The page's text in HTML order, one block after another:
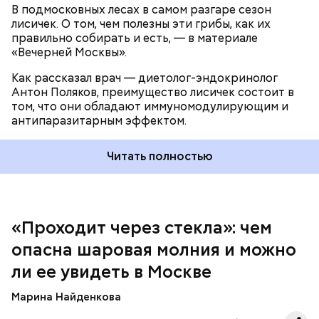
В подмосковных лесах в самом разгаре сезон
лисичек. О том, чем полезны эти грибы, как их
правильно собирать и есть, — в материале
«Вечерней Москвы».
Как рассказал врач — диетолог-эндокринолог
Антон Поляков, преимущество лисичек состоит в
том, что они обладают иммуномодулирующим и
антипаразитарным эффектом.
Читать полностью
«Проходит через стекла»: чем
опасна шаровая молния и можно
ли ее увидеть в Москве
Марина Найденкова
Среднее время жизни молнии (маленькой и
средней) около 30 секунд. Большие же могут жить
и до нескольких минут, отметил эксперт.
«Грязная» зона: возможна ли
жизнь в пострадавших от
Чернобыльской аварии районах
В Припяти он проработал восемь суток. В его
задачу входило измерение уровня радиации в
воздухе. Кроме того, Макеев участвовал в
эвакуации населения из города, которую, по его
мнению, нужно было делать раньше на несколько